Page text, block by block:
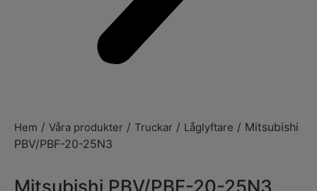
Hem / Våra produkter / Truckar / Låglyftare / Mitsubishi
PBV/PBF-20-25N3
Mitsubishi PBV/PBF-20-25N3